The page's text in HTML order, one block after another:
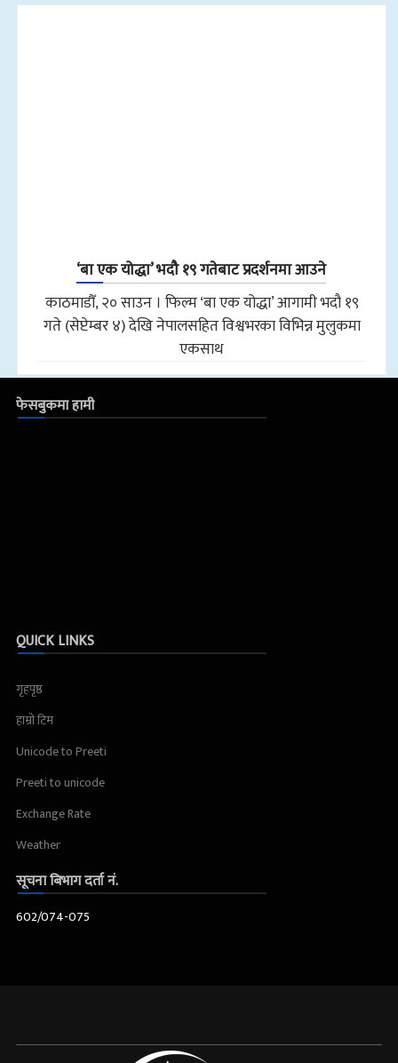
‘बा एक योद्धा’ भदौ १९ गतेबाट प्रदर्शनमा आउने
काठमाडौँ, २० साउन । फिल्म ‘बा एक योद्धा’ आगामी भदौ १९
गते (सेप्टेम्बर ४) देखि नेपालसहित विश्वभरका विभिन्न मुलुकमा
एकसाथ
फेसबुकमा हामी
QUICK LINKS
गृहपृष्ठ
हाम्रो टिम
Unicode to Preeti
Preeti to unicode
Exchange Rate
Weather
सूचना बिभाग दर्ता नं.
602/074-075